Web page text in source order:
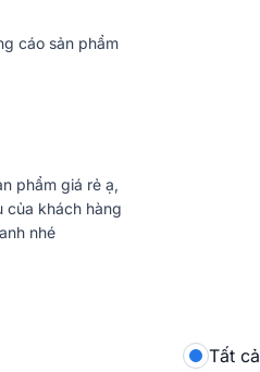
Accuphase
và có độ
ứng mọi
cáo sản phẩm
phẩm giá rẻ ạ,
của khách hàng
nhé
Tất cả